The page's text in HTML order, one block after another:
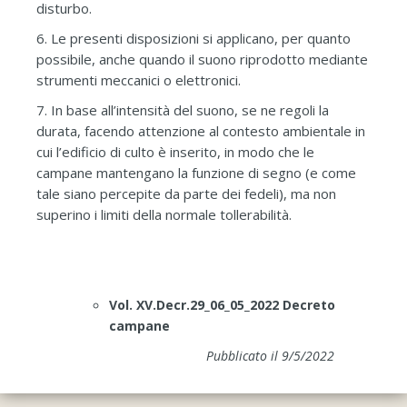
disturbo.
6. Le presenti disposizioni si applicano, per quanto
possibile, anche quando il suono riprodotto mediante
strumenti meccanici o elettronici.
7. In base all’intensità del suono, se ne regoli la
durata, facendo attenzione al contesto ambientale in
cui l’edificio di culto è inserito, in modo che le
campane mantengano la funzione di segno (e come
tale siano percepite da parte dei fedeli), ma non
superino i limiti della normale tollerabilità.
Vol. XV.Decr.29_06_05_2022 Decreto
campane
Pubblicato il 9/5/2022